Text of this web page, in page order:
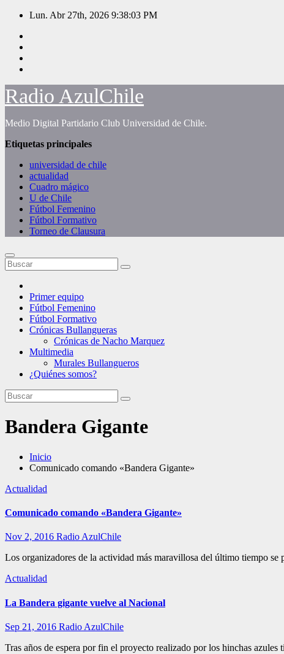
Saltar
contenido
Lun. Abr 27th, 2026 9:38:04 PM
Radio AzulChile
Medio Digital Partidario Club Universidad de Chile.
Etiquetas principales
universidad de chile
actualidad
Cuadro mágico
U de Chile
Fútbol Femenino
Fútbol Formativo
Torneo de Clausura
Primer equipo
Fútbol Femenino
Fútbol Formativo
Crónicas Bullangueras
Crónicas de Nacho Marquez
Multimedia
Murales Bullangueros
¿Quiénes somos?
Bandera Gigante
Inicio
Comunicado comando «Bandera Gigante»
Actualidad
Comunicado comando «Bandera Gigante»
Nov 2, 2016 Radio AzulChile
Los organizadores de la actividad más maravillosa del último tiempo
Actualidad
La Bandera gigante vuelve al Nacional
Sep 21, 2016 Radio AzulChile
Tras años de espera por fin el proyecto realizado por los hinchas